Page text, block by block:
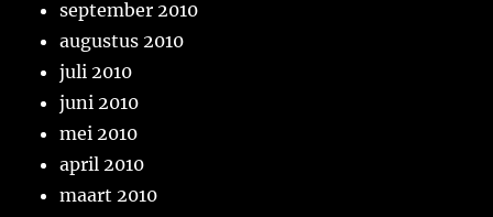
september 2010
augustus 2010
juli 2010
juni 2010
mei 2010
april 2010
maart 2010